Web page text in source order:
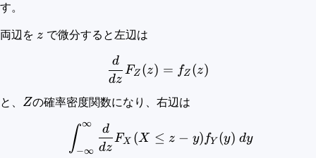
す。
両辺を z
z で微分すると左辺は
\frac{d}{dz}F_Z(z) =
dz
d
FZ (z) = fZ (z)
と、 Z
Zの確率密度関数になり、右辺は
\begin{aligned}
∫−∞
∞
dz
d
FX (X ≤ z − y) fY (y) dy